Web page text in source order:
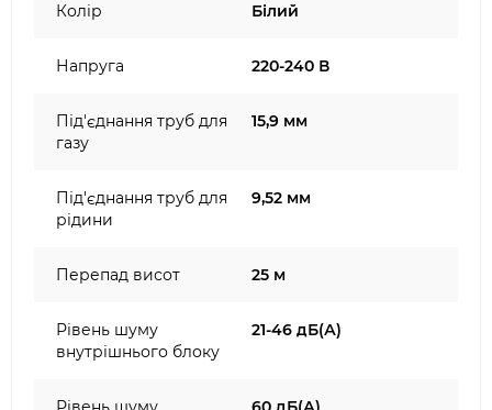
Колір Білий
Напруга 220-240 В
Під'єднання труб для
газу
15,9 мм
Під'єднання труб для
рідини
9,52 мм
Перепад висот 25 м
Рівень шуму
внутрішнього блоку
21-46 дБ(А)